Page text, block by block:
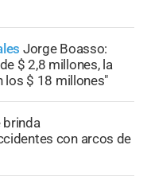
Jorge Boasso:
$ 2,8 millones, la
los $ 18 millones"
brinda
con arcos de